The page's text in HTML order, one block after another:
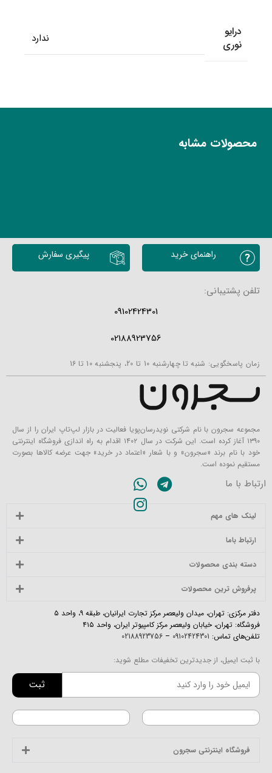
درایو
نوری
ندارد
محصولات مشابه
راهنمای خرید پیگیری سفارش
تلفن پشتیبانی:
09102424301
02188923756
زمان پاسخگویی: شنبه تا چهارشنبه 10 تا 20، پنجشنبه 10 تا 16
مجموعه سجرون با نام شرکتی نویدرسان‌پویا فعالیت در بازار لپ‌تاپ ایران را از سال
۱۳۹۰ آغاز کرده است. این شرکت در سال ۱۴۰۲ اقدام به راه اندازی فروشگاه اینترنتی
خود با نام برند «سجرون» و با شعار «اعتماد در خرید» جهت عرضه کالاها بصورت
مستقیم نموده است.
ارتباط با ما
لینک های مهم
ارتباط باما
دسته بندی محصولات
پرفروش ترین محصولات
دفتر مرکزی: تهران، میدان ولیعصر مرکز تجارت ایرانیان، طبقه ۹، واحد ۵
فروشگاه: تهران، خیابان ولیعصر مرکز کامپیوتر ایران، واحد ۴۱۵
تلفن‌های تماس: 09102424301
–
02188923756
با ثبت ایمیل، از جدیدترین تخفیفات مطلع شوید:
ثبت
فروشگاه اینترنتی سجرون